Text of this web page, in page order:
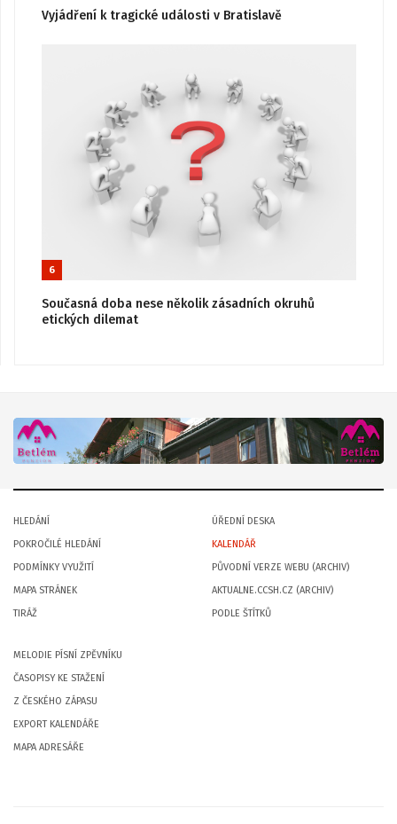
Vyjádření k tragické události v Bratislavě
6
Současná doba nese několik zásadních okruhů
etických dilemat
HLEDÁNÍ
POKROČILÉ HLEDÁNÍ
PODMÍNKY VYUŽITÍ
MAPA STRÁNEK
TIRÁŽ
ÚŘEDNÍ DESKA
KALENDÁŘ
PŮVODNÍ VERZE WEBU (ARCHIV)
AKTUALNE.CCSH.CZ (ARCHIV)
PODLE ŠTÍTKŮ
MELODIE PÍSNÍ ZPĚVNÍKU
ČASOPISY KE STAŽENÍ
Z ČESKÉHO ZÁPASU
EXPORT KALENDÁŘE
MAPA ADRESÁŘE